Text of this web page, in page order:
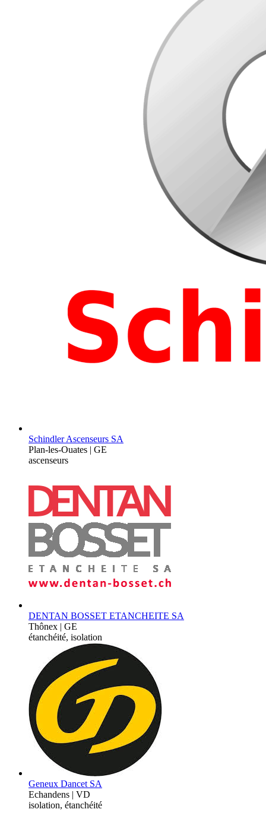
Schindler Ascenseurs SA
Plan-les-Ouates | GE
ascenseurs
DENTAN BOSSET ETANCHEITE SA
Thônex | GE
étanchéité, isolation
Geneux Dancet SA
Echandens | VD
isolation, étanchéité